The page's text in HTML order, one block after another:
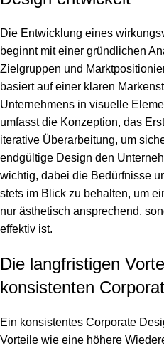
Die Entwicklung eines
beginnt mit einer gründlichen
Zielgruppen und
basiert auf einer klaren
Unternehmens in visuelle
umfasst die Konzeption, das
iterative Überarbeitung, um
endgültige Design den
wichtig, dabei die Bedürfnisse
stets im Blick zu behalten, um
nur ästhetisch ansprechend,
effektiv ist.
Die langfristigen
konsistenten
Ein konsistentes Corporate
Vorteile wie eine höhere